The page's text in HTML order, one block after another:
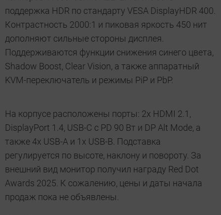
поддержка HDR по стандарту VESA DisplayHDR 400.
Контрастность 2000:1 и пиковая яркость 450 нит
дополняют сильные стороны дисплея.
Поддерживаются функции снижения синего цвета,
Shadow Boost, Clear Vision, а также аппаратный
KVM-переключатель и режимы PiP и PbP.
На корпусе расположены порты: 2х HDMI 2.1,
DisplayPort 1.4, USB-C с PD 90 Вт и DP Alt Mode, а
также 4х USB-A и 1х USB-B. Подставка
регулируется по высоте, наклону и повороту. За
внешний вид монитор получил награду Red Dot
Awards 2025. К сожалению, цены и даты начала
продаж пока не объявлены.